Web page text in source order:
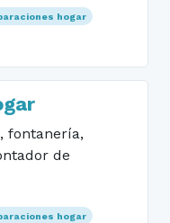
hogar
fontanería,
de
hogar